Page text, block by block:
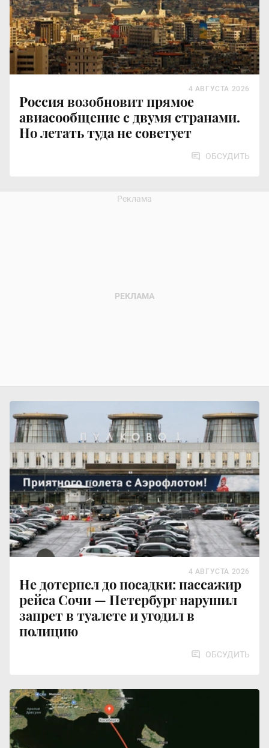
Россия возобновит прямое
авиасообщение с двумя странами.
Но летать туда не советует
4 АВГУСТА 2026
ОБСУДИТЬ
Не дотерпел до посадки: пассажир
рейса Сочи — Петербург нарушил
запрет в туалете и угодил в
полицию
4 АВГУСТА 2026
ОБСУДИТЬ